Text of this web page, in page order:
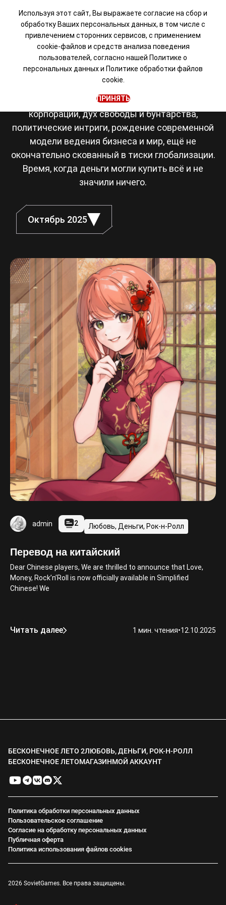
Визуальная новелла в
сеттинге Японии 80-х
музыки, становление транснациональных
корпораций, дух свободы и бунтарства,
политические интриги, рождение современной
модели ведения бизнеса и мир, ещё не
окончательно скованный в тиски глобализации.
Время, когда деньги могли купить всё и не
значили ничего.
Октябрь 2025
admin 2 Любовь, Деньги, Рок-н-Ролл
Перевод на китайский
Dear Chinese players, We are thrilled to announce that Love,
Money, Rock’n’Roll is now officially available in Simplified
Chinese! We
Читать далее 1 мин. чтения•12.10.2025
БЕСКОНЕЧНОЕ ЛЕТО 2ЛЮБОВЬ, ДЕНЬГИ, РОК-Н-РОЛЛ
БЕСКОНЕЧНОЕ ЛЕТОМАГАЗИНМОЙ АККАУНТ
Политика обработки персональных данных
Пользовательское соглашение
Согласие на обработку персональных данных
Публичная оферта
Политика использования файлов cookies
2026 SovietGames. Все права защищены.
Используя этот сайт, Вы выражаете согласие на сбор и
обработку Ваших персональных данных, в том числе с
привлечением сторонних сервисов, с применением
cookie-файлов и средств анализа поведения
пользователей, согласно нашей Политике о
персональных данныхи Политике обработки файлов
cookie.
ПРИНЯТЬ